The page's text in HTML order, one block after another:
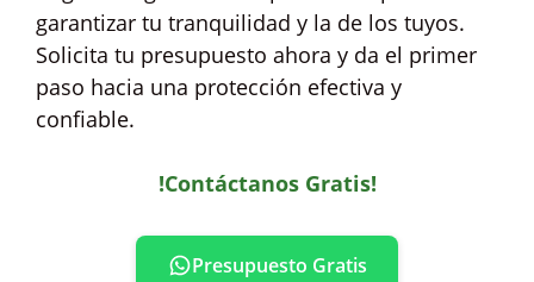
garantizar tu tranquilidad y la de los tuyos.
Solicita tu presupuesto ahora y da el primer
paso hacia una protección efectiva y
confiable.
!Contáctanos Gratis!
Presupuesto Gratis